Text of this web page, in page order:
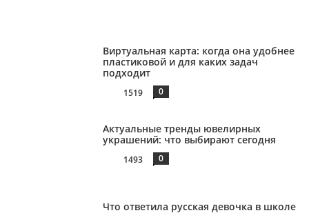
Виртуальная карта: когда она удобнее
пластиковой и для каких задач
подходит
1519 0
Актуальные тренды ювелирных
украшений: что выбирают сегодня
1493 0
Что ответила русская девочка в школе